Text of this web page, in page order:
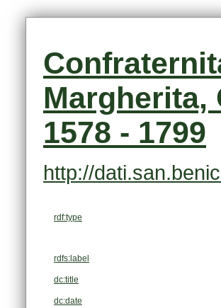
1578 - 1799
http://
rdf:type
rdfs:label
dc:title
dc:date